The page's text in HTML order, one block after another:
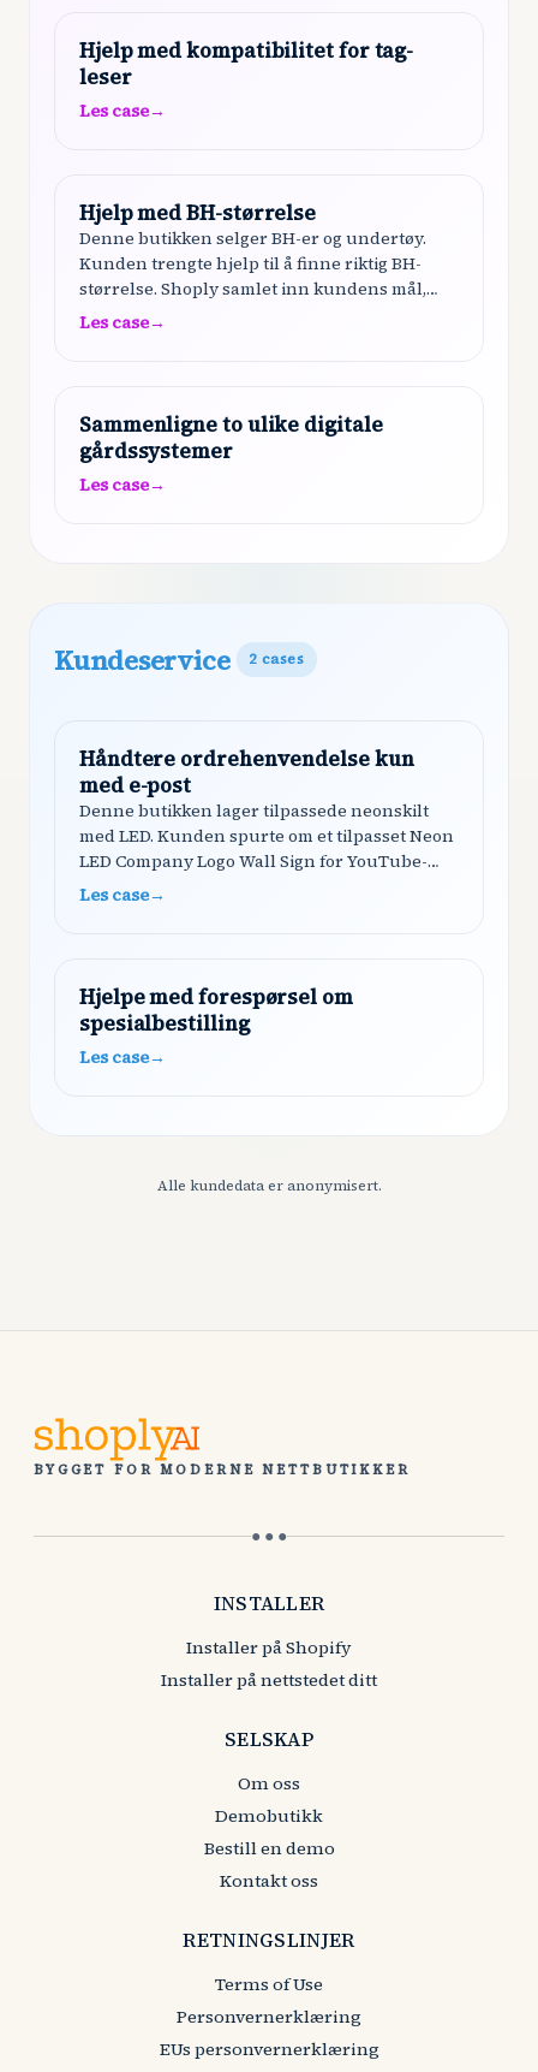
Hjelp med kompatibilitet for tag-
leser
Les case→
Hjelp med BH-størrelse
Denne butikken selger BH-er og undertøy.
Kunden trengte hjelp til å finne riktig BH-
størrelse. Shoply samlet inn kundens mål,
forklarte størrelsessystemet, ga detaljert
Les case→
Sammenligne to ulike digitale
gårdssystemer
Les case→
Kundeservice 2 cases
Håndtere ordrehenvendelse kun
med e-post
Denne butikken lager tilpassede neonskilt
med LED. Kunden spurte om et tilpasset Neon
LED Company Logo Wall Sign for YouTube-
logoen sin (100x100cm). Shoply samlet inn
Les case→
Hjelpe med forespørsel om
spesialbestilling
Les case→
Alle kundedata er anonymisert.
BYGGET FOR MODERNE NETTBUTIKKER
● ● ●
INSTALLER
Installer på Shopify
Installer på nettstedet ditt
SELSKAP
Om oss
Demobutikk
Bestill en demo
Kontakt oss
RETNINGSLINJER
Terms of Use
Personvernerklæring
EUs personvernerklæring